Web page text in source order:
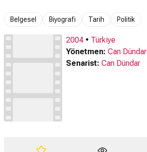
Belgesel Biyografi Tarih Politik
2004 • Türkiye
Yönetmen: Can Dündar
Senarist: Can Dündar